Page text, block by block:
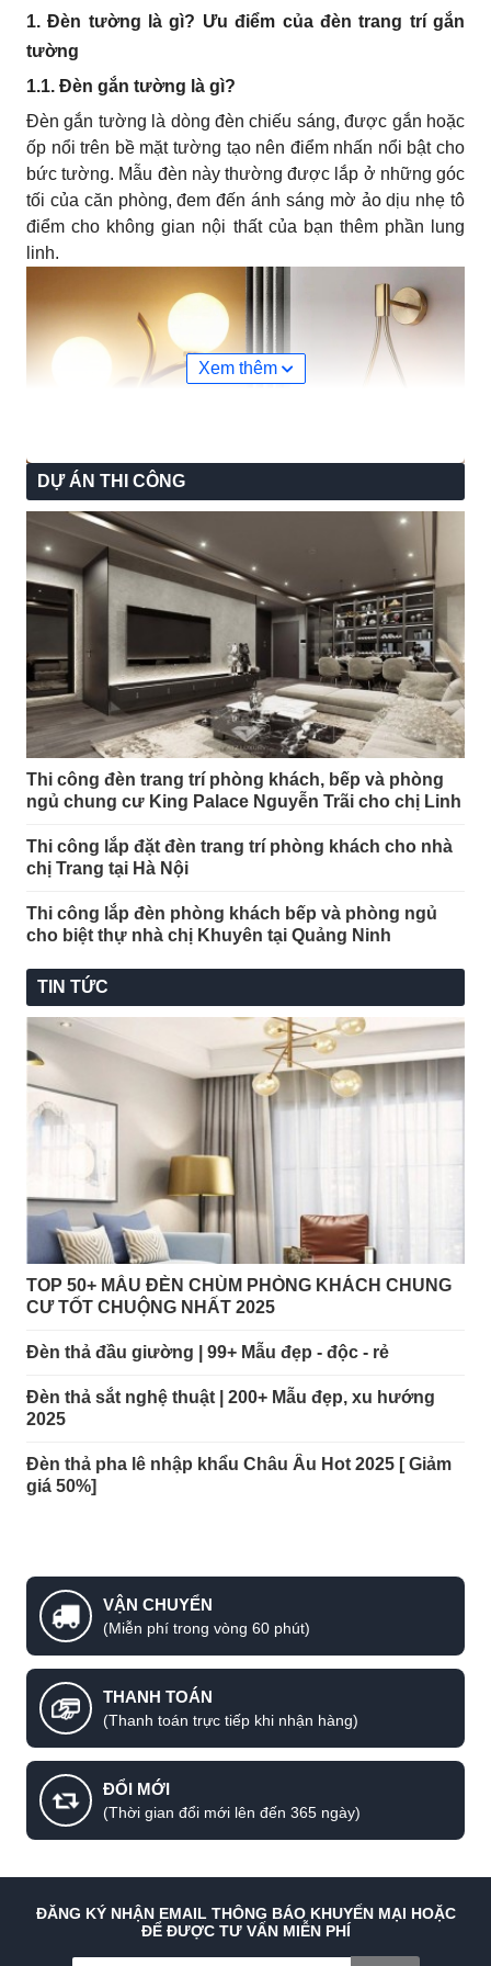
1. Đèn tường là gì? Ưu điểm của đèn trang trí gắn
tường
1.1. Đèn gắn tường là gì?
Đèn gắn tường là dòng đèn chiếu sáng, được gắn hoặc
ốp nổi trên bề mặt tường tạo nên điểm nhấn nổi bật cho
bức tường. Mẫu đèn này thường được lắp ở những góc
tối của căn phòng, đem đến ánh sáng mờ ảo dịu nhẹ tô
điểm cho không gian nội thất của bạn thêm phần lung
linh.
đèn tường hiện đại.
1.2. Ưu điểm của mẫu đèn ốp tường
trang trí
Với công nghệ hiện đại, các đèn treo tường
đều được cải tiến và đem đến hiệu suất
chiếu sáng tối đa. Những mẫu đèn tường
này có nhiều màu sắc và kiểu dáng đa dạng
giúp cho không gian như phòng khách,
phòng ngủ, hành lang,... của bạn thêm phần
lộng lẫy, sang trọng. Dưới đây là một số ưu
điểm của đèn gắn tường trang trí mà bạn có
thể chưa biết:
Thiết kế đa dạng mẫu mã kiểu cách từ
phong cách cổ điển cho đến hiện đại tối
giản. Nhờ vậy, bạn có thể có thêm
nhiều lựa chọn hơn cho không gian của
mình.
Đèn treo tường có chất lượng tốt độ
bền cao, tuổi thọ lâu dài, nhờ vào công
Hiệu suất chiếu sáng hoàn hảo, ánh
gây hại cho mắt. Vì vậy, bạn có thể
nhiều trong cuộc sống như: Đèn tường
phòng khách, đèn tường phòng ngủ,
đèn tường ngoài trời, đèn tường hành
lang,...
Về giá thành: Dòng sản phẩm này có
giá thành vừa phải và có nhiều phân
khúc giá khác nhau, phù hợp với nhiều
đối tượng khách hàng.
Đèn rọi gắn tường là loại đèn chiếu sáng
Xem thêm
DỰ ÁN THI CÔNG
Thi công đèn trang trí phòng khách, bếp và phòng
ngủ chung cư King Palace Nguyễn Trãi cho chị Linh
Thi công lắp đặt đèn trang trí phòng khách cho nhà
chị Trang tại Hà Nội
Thi công lắp đèn phòng khách bếp và phòng ngủ
cho biệt thự nhà chị Khuyên tại Quảng Ninh
TIN TỨC
TOP 50+ MẪU ĐÈN CHÙM PHÒNG KHÁCH CHUNG
CƯ TỐT CHUỘNG NHẤT 2025
Đèn thả đầu giường | 99+ Mẫu đẹp - độc - rẻ
Đèn thả sắt nghệ thuật | 200+ Mẫu đẹp, xu hướng
2025
Đèn thả pha lê nhập khẩu Châu Âu Hot 2025 [ Giảm
giá 50%]
VẬN CHUYỂN
(Miễn phí trong vòng 60 phút)
THANH TOÁN
(Thanh toán trực tiếp khi nhận hàng)
ĐỔI MỚI
(Thời gian đổi mới lên đến 365 ngày)
ĐĂNG KÝ NHẬN EMAIL THÔNG BÁO KHUYẾN MẠI HOẶC
ĐỂ ĐƯỢC TƯ VẤN MIỄN PHÍ